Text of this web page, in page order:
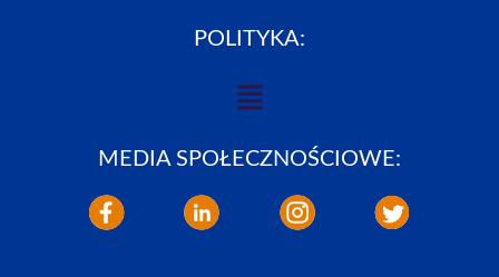
POLITYKA:
MEDIA SPOŁECZNOŚCIOWE: